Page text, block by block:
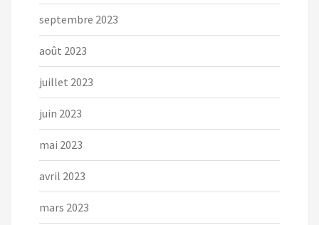
septembre 2023
août 2023
juillet 2023
juin 2023
mai 2023
avril 2023
mars 2023